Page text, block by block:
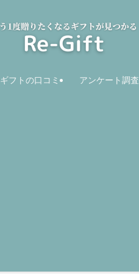
ギフトの口コミ アンケート調査